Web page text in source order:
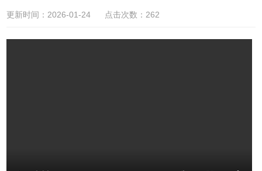
更新时间：2026-01-24 点击次数：262